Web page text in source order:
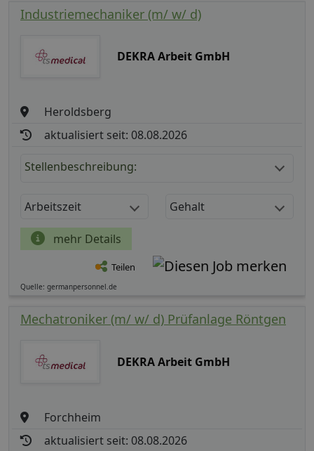
Industriemechaniker (m/ w/ d)
DEKRA Arbeit GmbH
Heroldsberg
aktualisiert seit: 08.08.2026
Stellenbeschreibung:
Arbeitszeit Gehalt
mehr Details
Teilen
Quelle: germanpersonnel.de
Mechatroniker (m/ w/ d) Prüfanlage Röntgen
DEKRA Arbeit GmbH
Forchheim
aktualisiert seit: 08.08.2026